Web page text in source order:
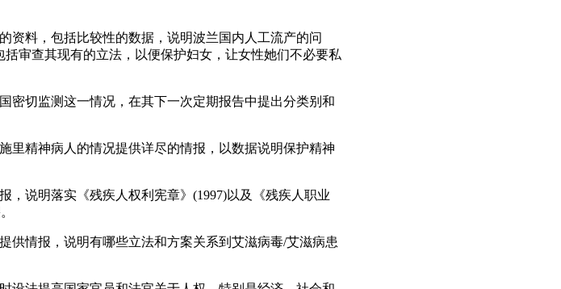
资料，包括比较性的数据，说明波兰国内人工流产的问
审查其现有的立法，以便保护妇女，让女性她们不必要私
密切监测这一情况，在其下一次定期报告中提出分类别和
里精神病人的情况提供详尽的情报，以数据说明保护精神
，说明落实《残疾人权利宪章》(1997)以及《残疾人职业
供情报，说明有哪些立法和方案关系到艾滋病毒/艾滋病患